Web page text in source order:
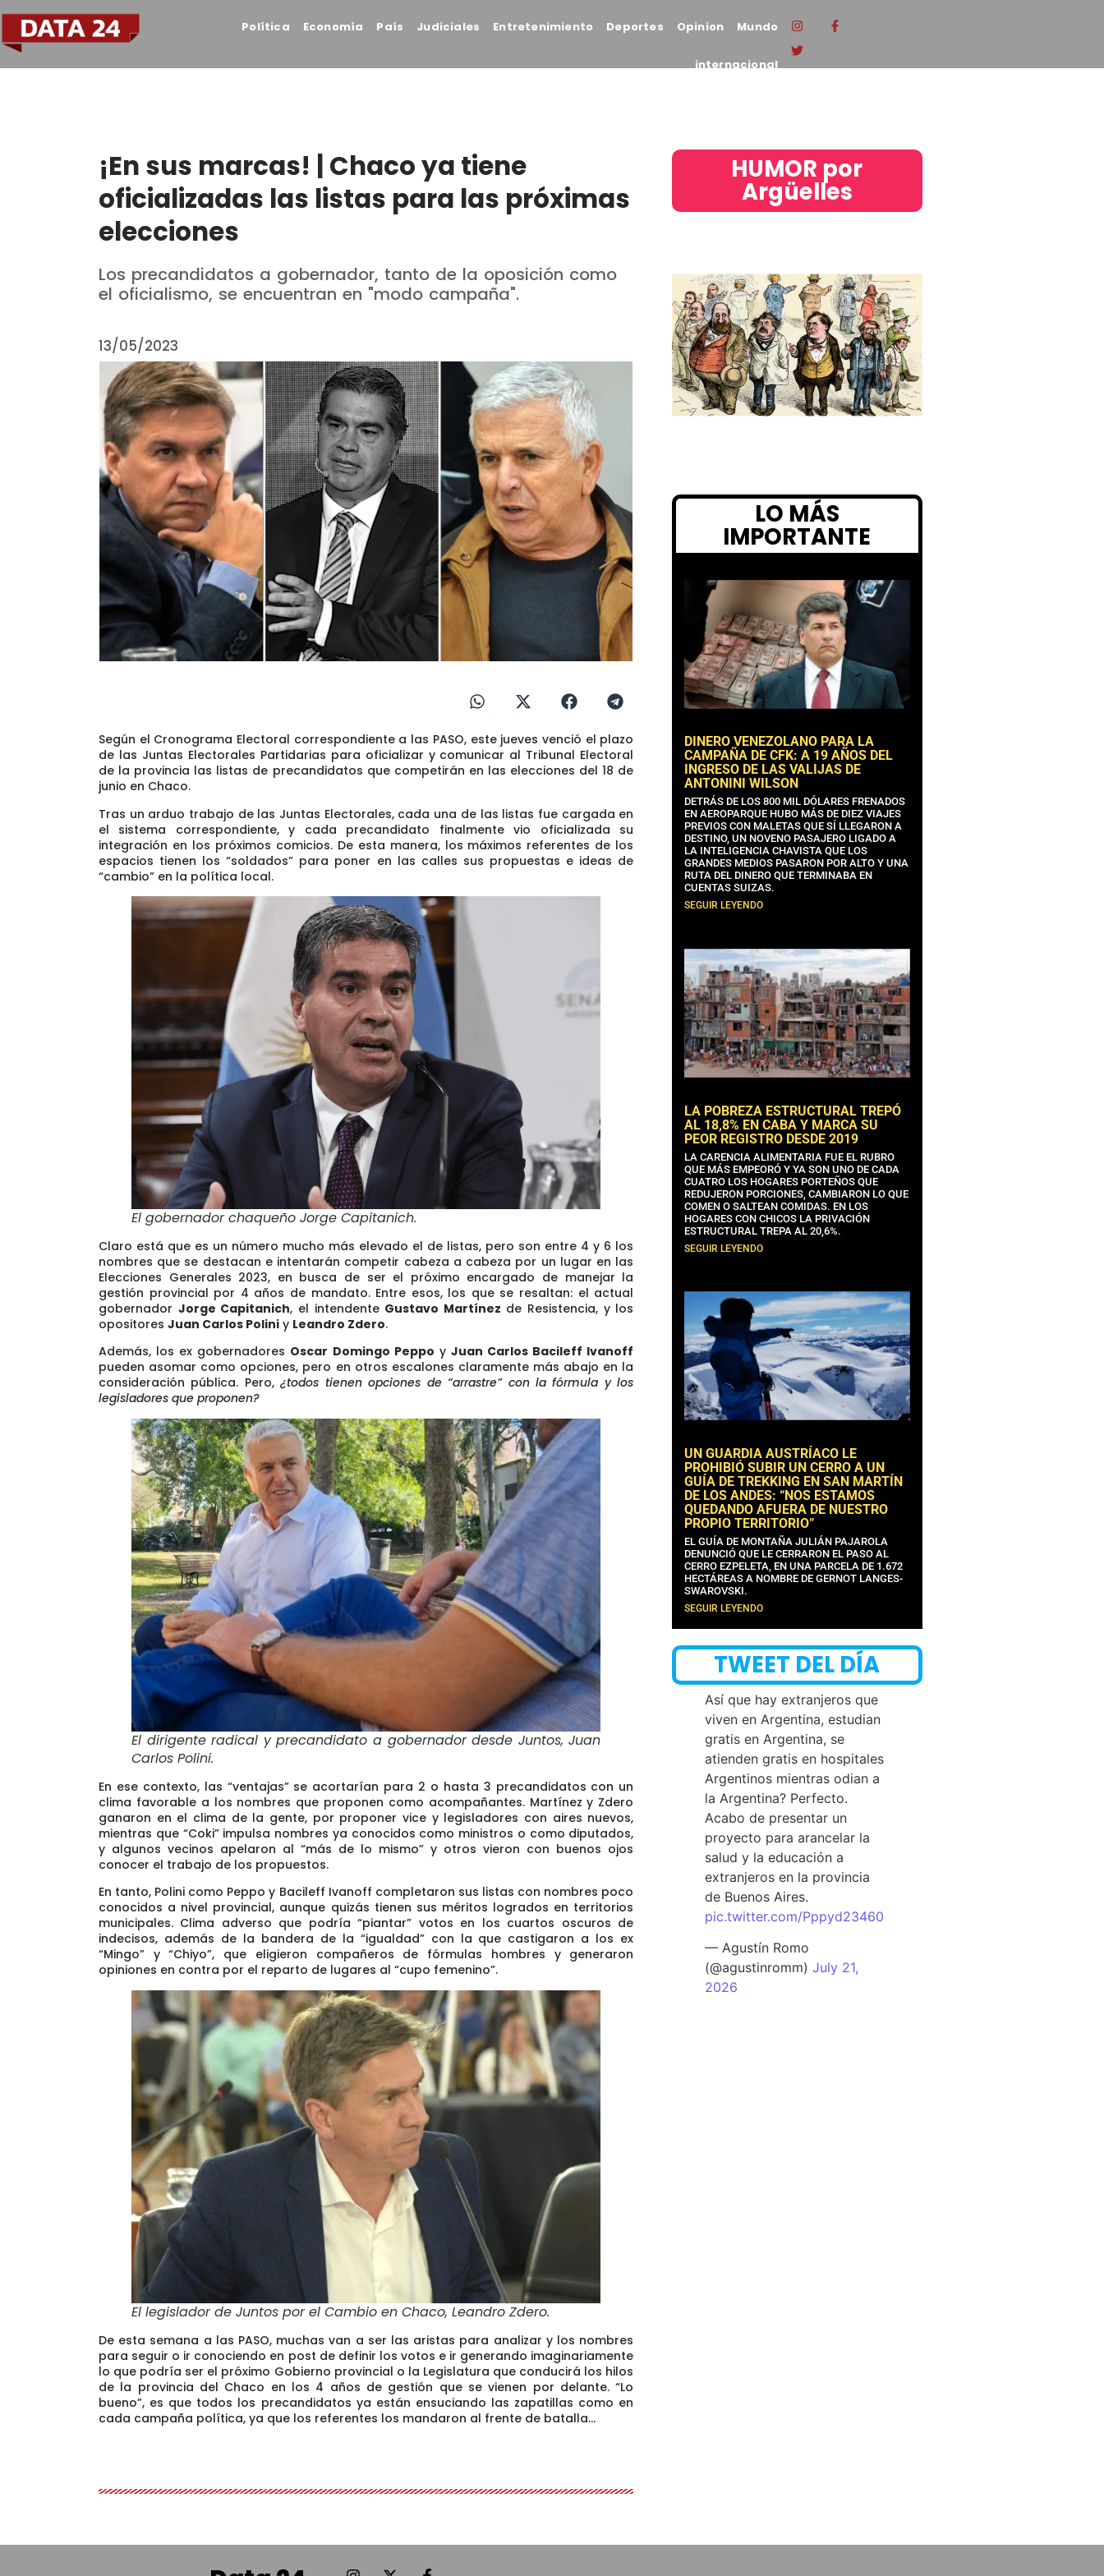
Política Economía País Judiciales Entretenimiento Deportes Opinion Mundo
internacional
¡En sus marcas! | Chaco ya tiene
oficializadas las listas para las próximas
elecciones
Los precandidatos a gobernador, tanto de la oposición como
el oficialismo, se encuentran en "modo campaña".
13/05/2023
Según el Cronograma Electoral correspondiente a las PASO, este jueves venció el plazo
de las Juntas Electorales Partidarias para oficializar y comunicar al Tribunal Electoral
de la provincia las listas de precandidatos que competirán en las elecciones del 18 de
junio en Chaco.
Tras un arduo trabajo de las Juntas Electorales, cada una de las listas fue cargada en
el sistema correspondiente, y cada precandidato finalmente vio oficializada su
integración en los próximos comicios. De esta manera, los máximos referentes de los
espacios tienen los “soldados” para poner en las calles sus propuestas e ideas de
“cambio” en la política local.
El gobernador chaqueño Jorge Capitanich.
Claro está que es un número mucho más elevado el de listas, pero son entre 4 y 6 los
nombres que se destacan e intentarán competir cabeza a cabeza por un lugar en las
Elecciones Generales 2023, en busca de ser el próximo encargado de manejar la
gestión provincial por 4 años de mandato. Entre esos, los que se resaltan: el actual
gobernador Jorge Capitanich, el intendente Gustavo Martínez de Resistencia, y los
opositores Juan Carlos Polini y Leandro Zdero.
Además, los ex gobernadores Oscar Domingo Peppo y Juan Carlos Bacileff Ivanoff
pueden asomar como opciones, pero en otros escalones claramente más abajo en la
consideración pública. Pero,¿todos tienen opciones de “arrastre” con la fórmula y los
legisladores que proponen?
El dirigente radical y precandidato a gobernador desde Juntos, Juan
Carlos Polini.
En ese contexto, las “ventajas” se acortarían para 2 o hasta 3 precandidatos con un
clima favorable a los nombres que proponen como acompañantes. Martínez y Zdero
ganaron en el clima de la gente, por proponer vice y legisladores con aires nuevos,
mientras que “Coki” impulsa nombres ya conocidos como ministros o como diputados,
y algunos vecinos apelaron al “más de lo mismo” y otros vieron con buenos ojos
conocer el trabajo de los propuestos.
En tanto, Polini como Peppo y Bacileff Ivanoff completaron sus listas con nombres poco
conocidos a nivel provincial, aunque quizás tienen sus méritos logrados en territorios
municipales. Clima adverso que podría “piantar” votos en los cuartos oscuros de
indecisos, además de la bandera de la “igualdad” con la que castigaron a los ex
“Mingo” y “Chiyo”, que eligieron compañeros de fórmulas hombres y generaron
opiniones en contra por el reparto de lugares al “cupo femenino”.
El legislador de Juntos por el Cambio en Chaco, Leandro Zdero.
De esta semana a las PASO, muchas van a ser las aristas para analizar y los nombres
para seguir o ir conociendo en post de definir los votos e ir generando imaginariamente
lo que podría ser el próximo Gobierno provincial o la Legislatura que conducirá los hilos
de la provincia del Chaco en los 4 años de gestión que se vienen por delante.“Lo
bueno”, es que todos los precandidatos ya están ensuciando las zapatillas como en
cada campaña política, ya que los referentes los mandaron al frente de batalla…
HUMOR por
Argüelles
LO MÁS
IMPORTANTE
DINERO VENEZOLANO PARA LA
CAMPAÑA DE CFK: A 19 AÑOS DEL
INGRESO DE LAS VALIJAS DE
ANTONINI WILSON
DETRÁS DE LOS 800 MIL DÓLARES FRENADOS
EN AEROPARQUE HUBO MÁS DE DIEZ VIAJES
PREVIOS CON MALETAS QUE SÍ LLEGARON A
DESTINO, UN NOVENO PASAJERO LIGADO A
LA INTELIGENCIA CHAVISTA QUE LOS
GRANDES MEDIOS PASARON POR ALTO Y UNA
RUTA DEL DINERO QUE TERMINABA EN
CUENTAS SUIZAS.
SEGUIR LEYENDO
LA POBREZA ESTRUCTURAL TREPÓ
AL 18,8% EN CABA Y MARCA SU
PEOR REGISTRO DESDE 2019
LA CARENCIA ALIMENTARIA FUE EL RUBRO
QUE MÁS EMPEORÓ Y YA SON UNO DE CADA
CUATRO LOS HOGARES PORTEÑOS QUE
REDUJERON PORCIONES, CAMBIARON LO QUE
COMEN O SALTEAN COMIDAS. EN LOS
HOGARES CON CHICOS LA PRIVACIÓN
ESTRUCTURAL TREPA AL 20,6%.
SEGUIR LEYENDO
UN GUARDIA AUSTRÍACO LE
PROHIBIÓ SUBIR UN CERRO A UN
GUÍA DE TREKKING EN SAN MARTÍN
DE LOS ANDES: “NOS ESTAMOS
QUEDANDO AFUERA DE NUESTRO
PROPIO TERRITORIO”
EL GUÍA DE MONTAÑA JULIÁN PAJAROLA
DENUNCIÓ QUE LE CERRARON EL PASO AL
CERRO EZPELETA, EN UNA PARCELA DE 1.672
HECTÁREAS A NOMBRE DE GERNOT LANGES-
SWAROVSKI.
SEGUIR LEYENDO
TWEET DEL DÍA
Así que hay extranjeros que
viven en Argentina, estudian
gratis en Argentina, se
atienden gratis en hospitales
Argentinos mientras odian a
la Argentina? Perfecto.
Acabo de presentar un
proyecto para arancelar la
salud y la educación a
extranjeros en la provincia
de Buenos Aires.
pic.twitter.com/Pppyd23460
— Agustín Romo
(@agustinromm)July 21,
2026